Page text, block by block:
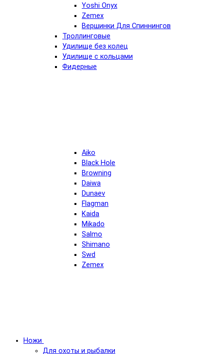
Yoshi Onyx
Zemex
Вершинки Для Спиннингов
Троллинговые
Удилище без колец
Удилище с кольцами
Фидерные
Aiko
Black Hole
Browning
Daiwa
Dunaev
Flagman
Kaida
Mikado
Salmo
Shimano
Swd
Zemex
Ножи
Для охоты и рыбалки